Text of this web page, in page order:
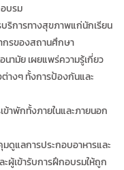
บรม
ริการทางสุขภาพแก่นักเรียน
กรของสถานศึกษา
ามัย เผยแพร่ความรู้เกี่ยว
างๆ ทั้งการป้องกันและ
าพักทั้งภายในและภายนอก
ดูแลการประกอบอาหารและ
ผู้เข้ารับการฝึกอบรมให้ถูก